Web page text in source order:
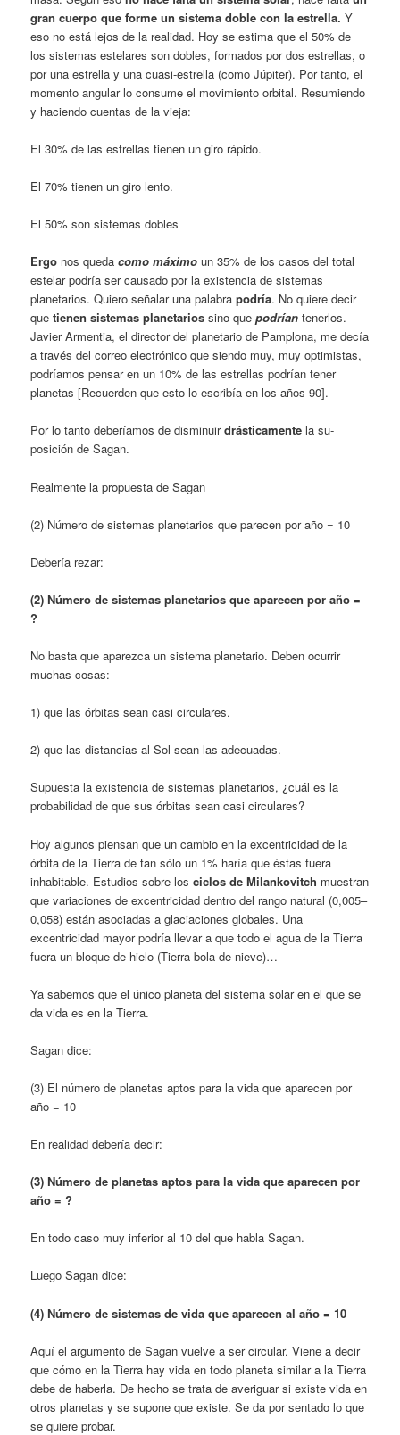
gran cuerpo que forme un sistema doble con la estrella. Y
eso no está lejos de la realidad. Hoy se estima que el 50% de
los sistemas estelares son do­bles, formados por dos estrellas, o
por una estrella y una cuasi-estrella (como Júpiter). Por tanto, el
momento angular lo consume el movimiento orbital. Resumiendo
y haciendo cuentas de la vieja:
El 30% de las estrellas tienen un giro rá­pido.
El 70% tienen un giro lento.
El 50% son sistemas dobles
Ergo nos quedacomo máximoun 35% de los casos del total
estelar podría ser causa­do por la existencia de sistemas
planetarios. Quiero señalar una palabrapodría. No quiere decir
quetienen sistemas planetarios sino quepodrían tenerlos.
Javier Armentia, el di­rector del planetario de Pamplona, me decía
a través del correo electrónico que siendo muy, muy optimistas,
podríamos pensar en un 10% de las estrellas podrían tener
planetas [Recuerden que esto lo escribía en los años 90].
Por lo tanto de­beríamos de disminuirdrásticamentela su­
posición de Sagan.
Realmente la propuesta de Sagan
(2) Número de sistemas planetarios que parecen por año = 10
Debería rezar:
(2) Número de sistemas planetarios que aparecen por año =
?
No basta que aparezca un sistema plane­tario. Deben ocurrir
muchas cosas:
1) que las órbitas sean casi circulares.
2) que las distancias al Sol sean las ade­cuadas.
Supuesta la existencia de sistemas plane­tarios, ¿cuál es la
probabilidad de que sus órbitas sean casi circulares?
Hoy algunos piensan que un cambio en la excentricidad de la
órbita de la Tierra de tan sólo un 1% haría que éstas fuera
inhabitable. Estudios sobre losciclos de Milankovitch muestran
que variaciones de excentricidad dentro del rango natural (0,005–
0,058) están asociadas a glaciaciones globales. Una
excentricidad mayor podría llevar a que todo el agua de la Tierra
fuera un bloque de hielo (Tierra bola de nieve)…
Ya sabemos que el único planeta del sis­tema solar en el que se
da vida es en la Tierra.
Sagan dice:
(3) El número de planetas aptos para la vida que aparecen por
año = 10
En realidad debería decir:
(3) Número de planetas aptos para la vida que aparecen por
año = ?
En todo caso muy inferior al 10 del que habla Sagan.
Luego Sagan dice:
(4) Número de sistemas de vida que aparecen al año = 10
Aquí el argumento de Sagan vuelve a ser circular. Viene a decir
que cómo en la Tierra hay vida en todo planeta similar a la Tierra
debe de ha­berla. De hecho se trata de averi­guar si existe vida en
otros planetas y se su­pone que existe. Se da por sentado lo que
se quiere probar.